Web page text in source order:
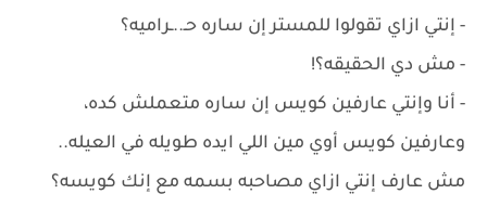
- إنتي ازاي تقولوا للمستر إن ساره حـ..ـراميه؟
- مش دي الحقيقه؟!
- أنا وإنتي عارفين كويس إن ساره متعملش كده،
وعارفين كويس أوي مين اللي ايده طويله في العيله..
مش عارف إنتي ازاي مصاحبه بسمه مع إنك كويسه؟